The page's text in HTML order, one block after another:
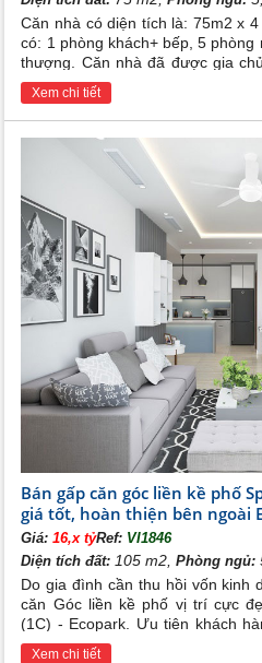
Căn nhà có diện tích là: 75m2 x
có: 1 phòng khách+ bếp, 5
thượng. Căn nhà đã được gia
các phòng, khách hàng chỉ việc
ích xung quanh đầy đủ, thuộc
24/24h
Xem chi tiết
Bán gấp căn góc liền kề phố
giá tốt, hoàn thiện bên ngoài
Giá:16,x tỷRef: VI1846
Diện tích đất: 105 m2,Phòng ngủ:
Do gia đình cần thu hồi vốn kinh
căn Góc liền kề phố vị trí cực
(1C) - Ecopark. Ưu tiên khách
gọn.
Xem chi tiết